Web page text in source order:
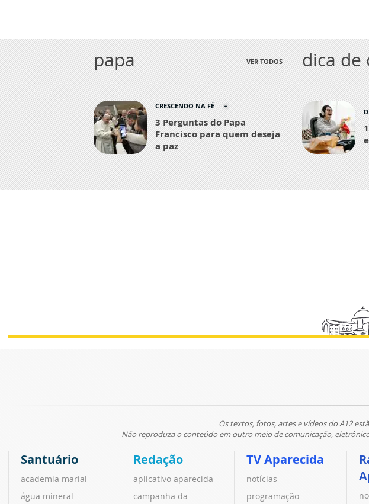
papa VER TODOS
CRESCENDO NA FÉ
3 Perguntas do Papa
Francisco para quem deseja
a paz
dica de
Os textos, fotos, artes e vídeos do A12
Não reproduza o conteúdo em outro meio de comunicação,
Santuário
academia marial
água mineral
Redação
aplicativo aparecida
campanha da
TV Aparecida
notícias
programação